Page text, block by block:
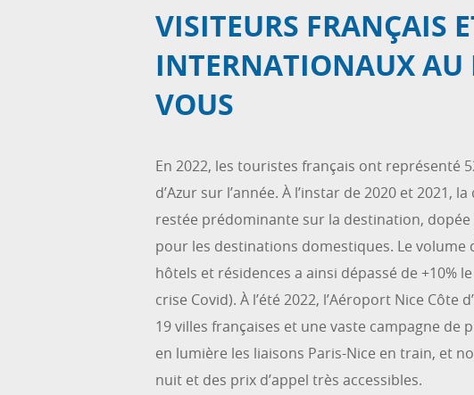
VISITEURS FRANÇAIS
INTERNATIONAUX AU
VOUS
En 2022, les touristes français ont représenté
d’Azur sur l’année. À l’instar de 2020 et 2021,
restée prédominante sur la destination, dopée
pour les destinations domestiques. Le volume
hôtels et résidences a ainsi dépassé de +10%
crise Covid). À l’été 2022, l’Aéroport Nice Côte
19 villes françaises et une vaste campagne de
en lumière les liaisons Paris-Nice en train, et
nuit et des prix d’appel très accessibles.